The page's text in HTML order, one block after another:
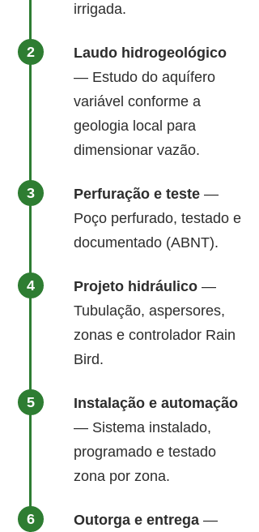
irrigada.
Laudo hidrogeológico
— Estudo do aquífero
variável conforme a
geologia local para
dimensionar vazão.
Perfuração e teste —
Poço perfurado, testado e
documentado (ABNT).
Projeto hidráulico —
Tubulação, aspersores,
zonas e controlador Rain
Bird.
Instalação e automação
— Sistema instalado,
programado e testado
zona por zona.
Outorga e entrega —